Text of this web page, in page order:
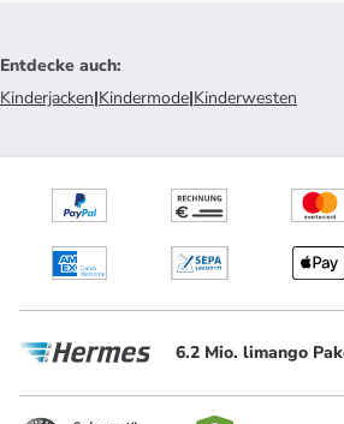
Entdecke auch:
Kinderjacken|Kindermode|Kinderwesten
6.2 Mio. limango